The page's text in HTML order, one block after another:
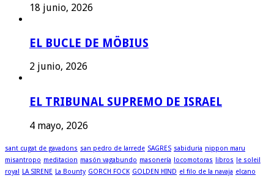
18 junio, 2026
EL BUCLE DE MÖBIUS
2 junio, 2026
EL TRIBUNAL SUPREMO DE ISRAEL
4 mayo, 2026
sant cugat de gavadons san pedro de larrede SAGRES sabiduria nippon maru
misantropo meditacion masón vagabundo masonería locomotoras libros le soleil
royal LA SIRENE La Bounty GORCH FOCK GOLDEN HIND el filo de la navaja elcano